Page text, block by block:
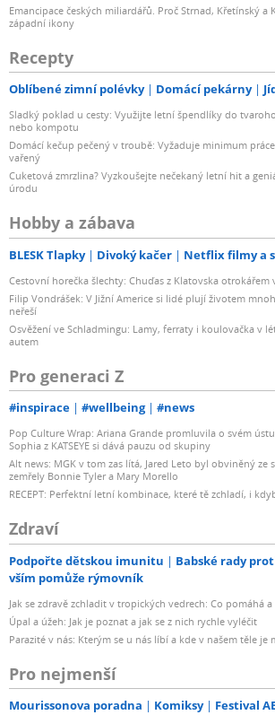
Emancipace českých miliardářů. Proč Strnad, Křetínský a
západní ikony
Recepty
Oblíbené zimní polévky Domácí pekárny
Sladký poklad u cesty: Využijte letní špendlíky do
nebo kompotu
Domácí kečup pečený v troubě: Vyžaduje minimum
vařený
Cuketová zmrzlina? Vyzkoušejte nečekaný letní hit a
úrodu
Hobby a zábava
BLESK Tlapky Divoký kačer Netflix filmy a
Cestovní horečka šlechty: Chuďas z Klatovska otrokářem
Filip Vondrášek: V Jižní Americe si lidé plují životem
neřeší
Osvěžení ve Schladmingu: Lamy, ferraty i koulovačka v
autem
Pro generaci Z
#inspirace #wellbeing #news
Pop Culture Wrap: Ariana Grande promluvila o svém
Sophia z KATSEYE si dává pauzu od skupiny
Alt news: MGK v tom zas lítá, Jared Leto byl obviněný ze
zemřely Bonnie Tyler a Mary Morello
RECEPT: Perfektní letní kombinace, které tě zchladí, i
Zdraví
Podpořte dětskou imunitu Babské rady
vším pomůže rýmovník
Jak se zdravě zchladit v tropických vedrech: Co pomáhá
Úpal a úžeh: Jak je poznat a jak se z nich rychle vyléčit
Parazité v nás: Kterým se u nás líbí a kde v našem těle je
Pro nejmenší
Mourissonova poradna Komiksy Festival